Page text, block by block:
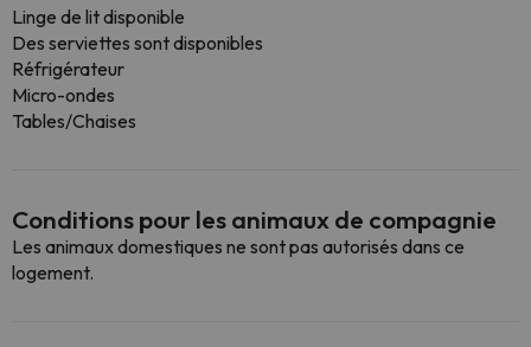
Linge de lit disponible
Des serviettes sont disponibles
Réfrigérateur
Micro-ondes
Tables/Chaises
Conditions pour les animaux de compagnie
Les animaux domestiques ne sont pas autorisés dans ce
logement.